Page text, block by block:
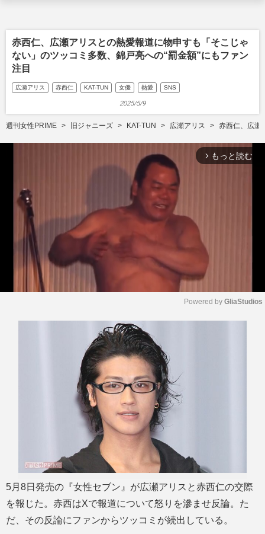
赤西仁、広瀬アリスとの熱愛報道に物申すも「そこじゃ
ない」のツッコミ多数、錦戸亮への“罰金額”にもファン
注目
広瀬アリス 赤西仁 KAT-TUN 女優 熱愛 SNS
2025/5/9
週刊女性PRIME 旧ジャニーズ KAT-TUN 広瀬アリス 赤西仁、広瀬
arrow_forward_ios もっと読む
Powered by GliaStudios
5月8日発売の『女性セブン』が広瀬アリスと赤西仁の交際
を報じた。赤西はXで報道について怒りを滲ませ反論。た
だ、その反論にファンからツッコミが続出している。